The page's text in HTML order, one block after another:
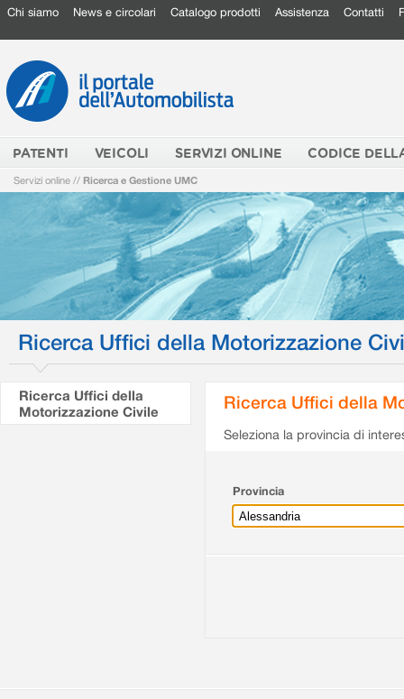
Chi siamo News e circolari Catalogo prodotti Assistenza Contatti
PATENTI VEICOLI SERVIZI ONLINE CODICE
Servizi online // Ricerca e Gestione UMC
Ricerca Uffici della Motorizzazione
Ricerca Uffici della
Motorizzazione Civile
Ricerca Uffici della
Seleziona la provincia di
Provincia